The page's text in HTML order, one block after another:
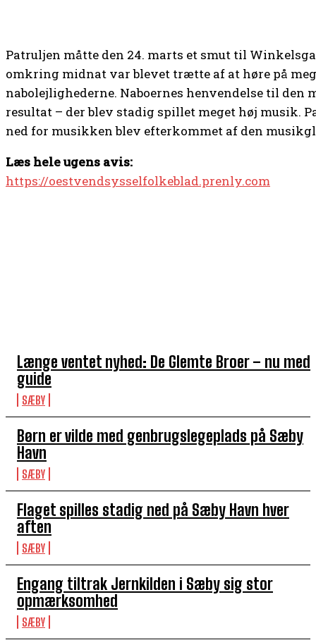
Længe ventet nyhed: De Glemte Broer – nu med
guide
SÆBY
Børn er vilde med genbrugslegeplads på Sæby
Havn
SÆBY
Flaget spilles stadig ned på Sæby Havn hver
aften
SÆBY
Engang tiltrak Jernkilden i Sæby sig stor
opmærksomhed
SÆBY
Patruljen måtte den 24. marts et smut til
omkring midnat var blevet trætte af at høre på
nabolejlighederne. Naboernes henvendelse til
resultat – der blev stadig spillet meget høj musik.
ned for musikken blev efterkommet af den
Læs hele ugens avis:
https://oestvendsysselfolkeblad.prenly.com